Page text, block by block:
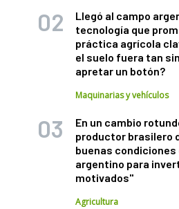
Llegó al campo
tecnología que
práctica agrícola
el suelo fuera tan
apretar un botón?
Maquinarias y vehículos
En un cambio
productor brasilero
buenas condiciones
argentino para
motivados"
Agricultura